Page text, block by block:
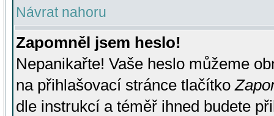
Návrat nahoru
Zapomněl jsem heslo!
Nepanikařte! Vaše heslo můžeme
na přihlašovací stránce tlačítko
dle instrukcí a téměř ihned budete